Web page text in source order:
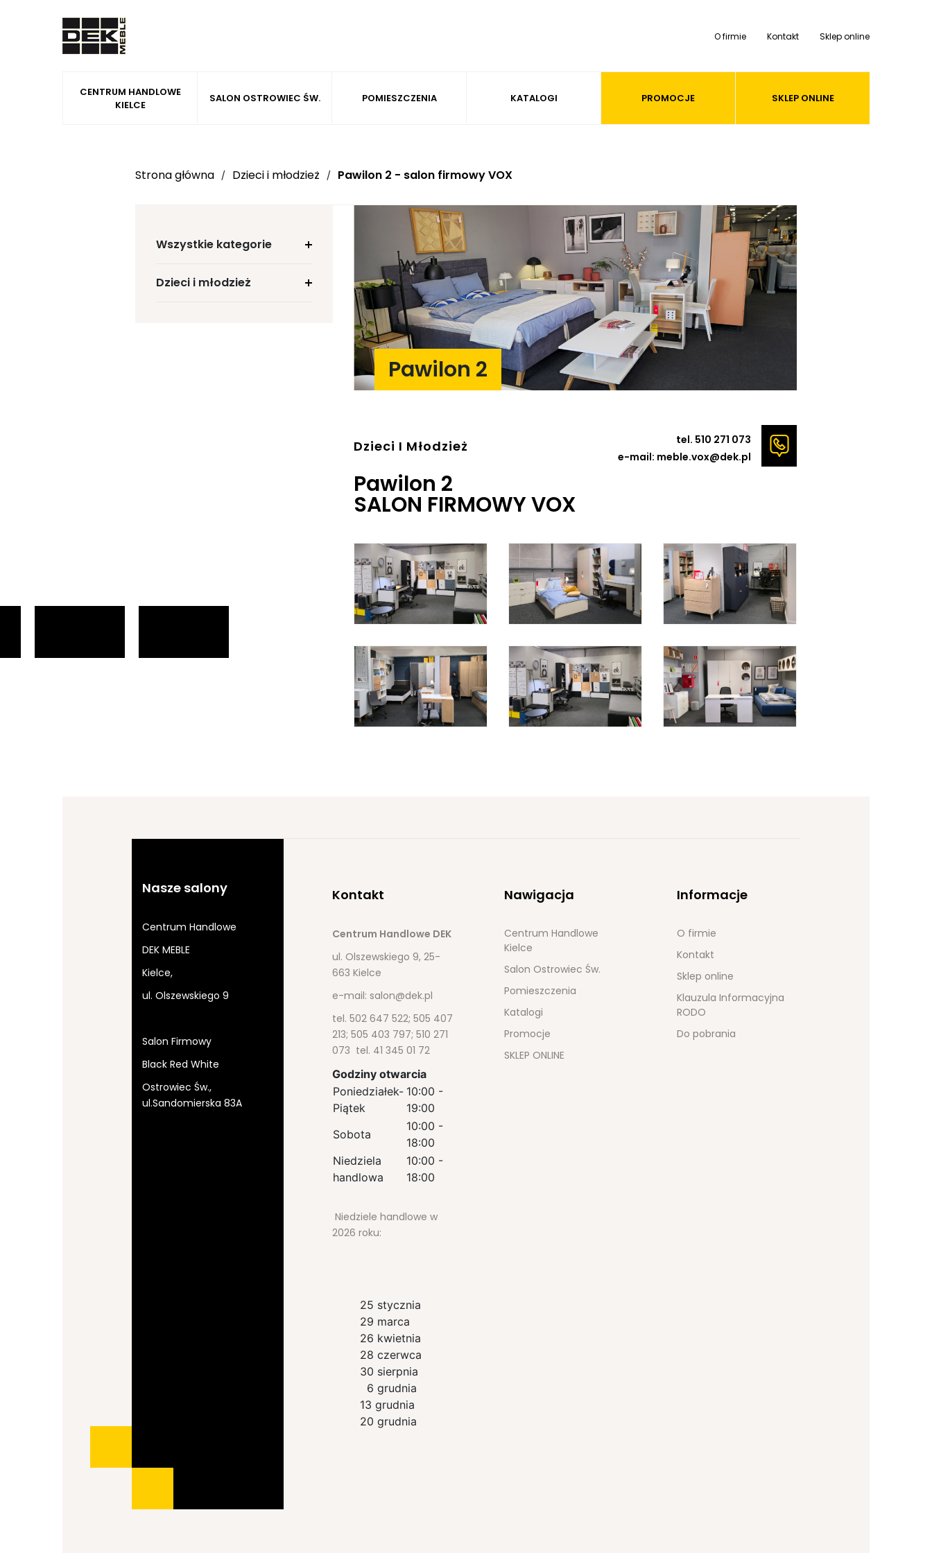
O firmie Kontakt Sklep online
CENTRUM HANDLOWE
KIELCE
SALON OSTROWIEC ŚW. POMIESZCZENIA KATALOGI PROMOCJE SKLEP ONLINE
Strona główna / Dzieci i młodzież / Pawilon 2 - salon firmowy VOX
Wszystkie kategorie
Dzieci i młodzież
Pawilon 2
Dzieci I Młodzież
tel. 510 271 073
e-mail: meble.vox@dek.pl
Pawilon 2
SALON FIRMOWY VOX
Nasze salony
Centrum Handlowe
DEK MEBLE
Kielce,
ul. Olszewskiego 9
Salon Firmowy
Black Red White
Ostrowiec Św.,
ul.Sandomierska 83A
Kontakt
Centrum Handlowe DEK
ul. Olszewskiego 9, 25-
663 Kielce
e-mail: salon@dek.pl
tel. 502 647 522; 505 407
213; 505 403 797; 510 271
073 tel. 41 345 01 72
Godziny otwarcia
Poniedziałek-
Piątek
10:00 -
19:00
Sobota
10:00 -
18:00
Niedziela
handlowa
10:00 -
18:00
Niedziele handlowe w
2026 roku:
25 stycznia
29 marca
26 kwietnia
28 czerwca
30 sierpnia
6 grudnia
13 grudnia
20 grudnia
Nawigacja
Centrum Handlowe
Kielce
Salon Ostrowiec Św.
Pomieszczenia
Katalogi
Promocje
SKLEP ONLINE
Informacje
O firmie
Kontakt
Sklep online
Klauzula Informacyjna
RODO
Do pobrania